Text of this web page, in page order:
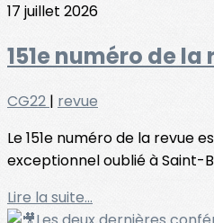
17 juillet 2026
151e numéro de
CG22 | revue
Le 151e numéro de la revue
exceptionnel oublié à Saint-
Lire la suite...